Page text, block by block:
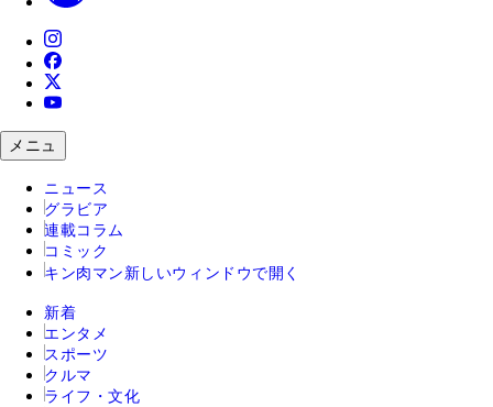
メニュ
ニュース
グラビア
連載コラム
コミック
キン肉マン 新しいウィンドウで開く
新着
エンタメ
スポーツ
クルマ
ライフ・文化